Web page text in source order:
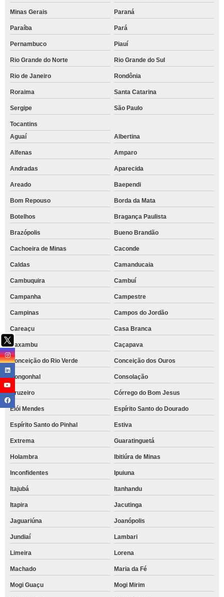
Minas Gerais Paraná
Paraíba Pará
Pernambuco Piauí
Rio Grande do Norte Rio Grande do Sul
Rio de Janeiro Rondônia
Roraima Santa Catarina
Sergipe São Paulo
Tocantins
Aguaí
Albertina
Alfenas Amparo
Andradas Aparecida
Areado Baependi
Bom Repouso Borda da Mata
Botelhos Bragança Paulista
Brazópolis Bueno Brandão
Cachoeira de Minas Caconde
Caldas Camanducaia
Cambuquira Cambuí
Campanha Campestre
Campinas Campos do Jordão
Careaçu Casa Branca
Caxambu Caçapava
Conceição do Rio Verde Conceição dos Ouros
Congonhal Consolação
Cruzeiro Córrego do Bom Jesus
Elói Mendes Espírito Santo do Dourado
Espírito Santo do Pinhal Estiva
Extrema Guaratinguetá
Holambra Ibitiúra de Minas
Inconfidentes Ipuiuna
Itajubá Itanhandu
Itapira Jacutinga
Jaguariúna Joanópolis
Jundiaí Lambari
Limeira Lorena
Machado Maria da Fé
Mogi Guaçu Mogi Mirim